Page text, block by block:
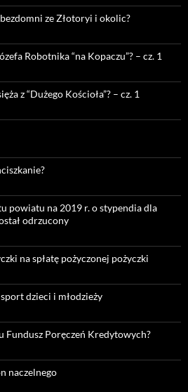
ze Złotoryi i okolic?
Robotnika “na Kopaczu”? – cz. 1
z “Dużego Kościoła”? – cz. 1
powiatu na 2019 r. o stypendia dla
odrzucony
na spłatę pożyczonej pożyczki
dzieci i młodzieży
Fundusz Poręczeń Kredytowych?
naczelnego